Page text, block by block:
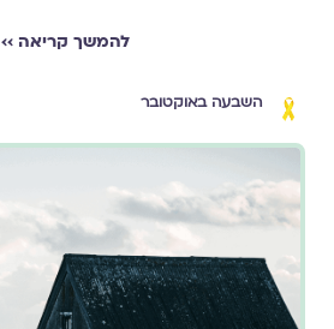
להמשך קריאה ››
השבעה באוקטובר